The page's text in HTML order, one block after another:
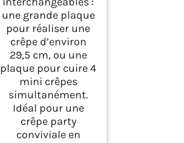
une grande plaque
pour réaliser une
crêpe d’environ
29,5 cm, ou une
plaque pour cuire 4
mini crêpes
simultanément.
Idéal pour une
crêpe party
conviviale en